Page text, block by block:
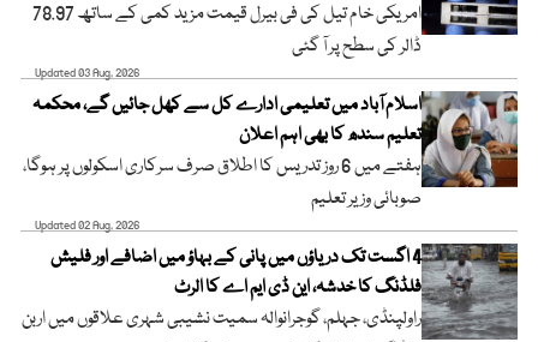
امریکی خام تیل کی فی بیرل قیمت مزید کمی کے ساتھ 78.97
ڈالر کی سطح پر آ گئی
Updated 03 Aug, 2026
اسلام آباد میں تعلیمی ادارے کل سے کھل جائیں گے، محکمہ
تعلیم سندھ کا بھی اہم اعلان
ہفتے میں 6 روز تدریس کا اطلاق صرف سرکاری اسکولوں پر ہوگا،
صوبائی وزیر تعلیم
Updated 02 Aug, 2026
4 اگست تک دریاؤں میں پانی کے بہاؤ میں اضافے اور فلیش
فلڈنگ کا خدشہ، این ڈی ایم اے کا الرٹ
راولپنڈی، جہلم، گوجرانوالہ سمیت نشیبی شہری علاقوں میں اربن